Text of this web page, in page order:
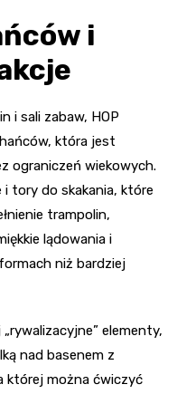
i
i sali zabaw, HOP
która jest
ograniczeń wiekowych.
i tory do skakania, które
trampolin,
lądowania i
niż bardziej
elementy,
nad basenem z
której można ćwiczyć